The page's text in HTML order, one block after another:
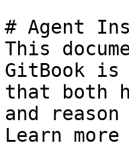
# Agent
This
GitBook is
that both
and
Learn